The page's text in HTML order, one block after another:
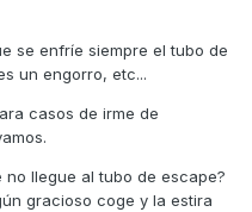
se enfríe siempre el tubo de
un engorro, etc...
casos de irme de
no llegue al tubo de escape?
gracioso coge y la estira